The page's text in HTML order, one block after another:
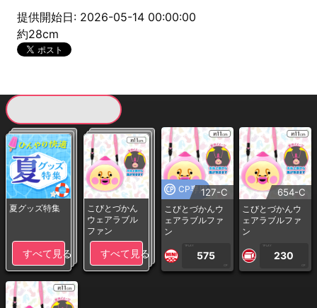
提供開始日: 2026-05-14 00:00:00
約28cm
夏グッズ特集
すべて見る
こびとづかん
ウェアラブル
ファン
すべて見る
CP専用127-C
こびとづかんウ
ェアラブルファ
ン
1PLAY
575
CP
654-C
こびとづかんウ
ェアラブルファ
ン
1PLAY
230
CP